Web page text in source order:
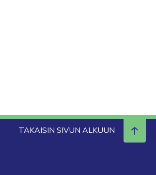
TAKAISIN SIVUN ALKUUN